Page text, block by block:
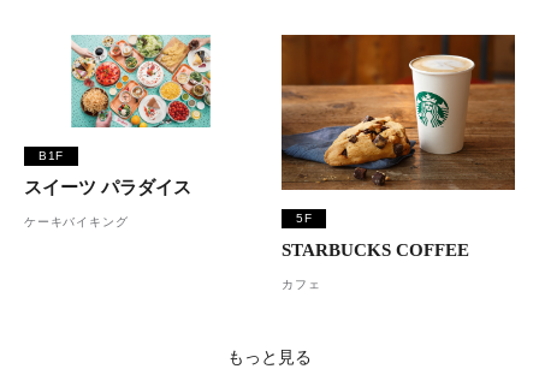
B1F
スイーツ パラダイス
ケーキバイキング 5F
STARBUCKS COFFEE
カフェ
もっと見る